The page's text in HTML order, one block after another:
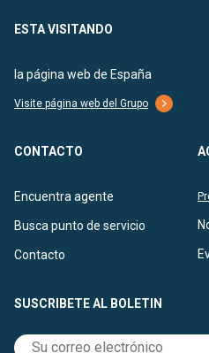
ESTA VISITANDO
la página web de España
Visite página web del Grupo
CONTACTO
Encuentra agente
Busca punto de servicio
Contacto
SUSCRIBETE AL BOLETIN